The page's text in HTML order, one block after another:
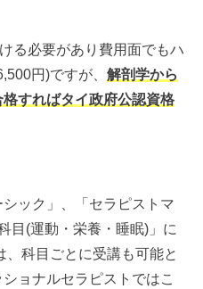
る必要があり費用面でもハ
円)ですが、解剖学から
すればタイ政府公認資格
ック」、「セラピストマ
目(運動・栄養・睡眠)」に
科目ごとに受講も可能と
ョナルセラピストではこ